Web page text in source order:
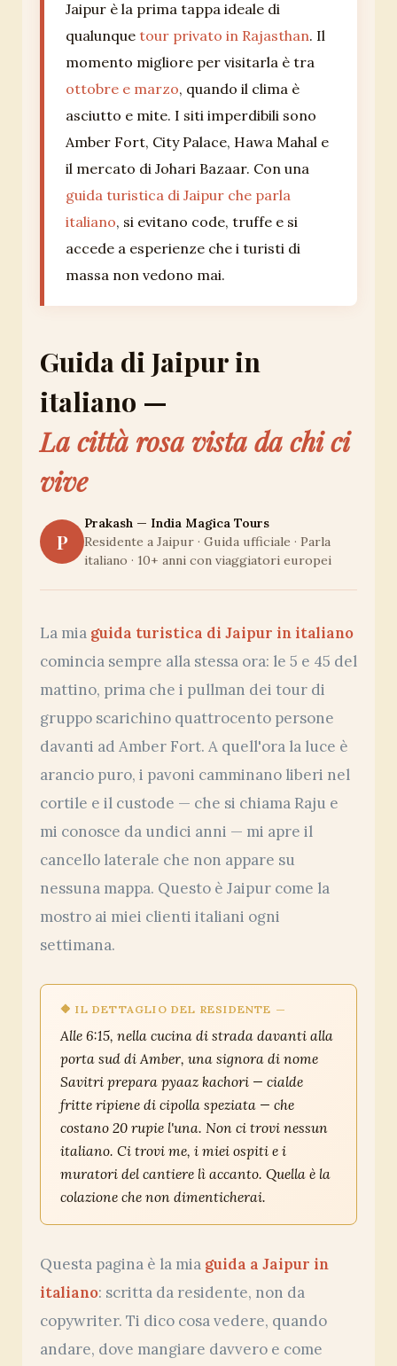
Jaipur è la prima tappa ideale di
qualunque tour privato in Rajasthan. Il
momento migliore per visitarla è tra
ottobre e marzo, quando il clima è
asciutto e mite. I siti imperdibili sono
Amber Fort, City Palace, Hawa Mahal e
il mercato di Johari Bazaar. Con una
guida turistica di Jaipur che parla
italiano, si evitano code, truffe e si
accede a esperienze che i turisti di
massa non vedono mai.
Guida di Jaipur in
italiano —
La città rosa vista da chi ci
vive
P
Prakash — India Magica Tours
Residente a Jaipur · Guida ufficiale · Parla
italiano · 10+ anni con viaggiatori europei
La mia guida turistica di Jaipur in italiano
comincia sempre alla stessa ora: le 5 e 45 del
mattino, prima che i pullman dei tour di
gruppo scarichino quattrocento persone
davanti ad Amber Fort. A quell'ora la luce è
arancio puro, i pavoni camminano liberi nel
cortile e il custode — che si chiama Raju e
mi conosce da undici anni — mi apre il
cancello laterale che non appare su
nessuna mappa. Questo è Jaipur come la
mostro ai miei clienti italiani ogni
settimana.
Alle 6:15, nella cucina di strada davanti alla
porta sud di Amber, una signora di nome
Savitri prepara pyaaz kachori — cialde
fritte ripiene di cipolla speziata — che
costano 20 rupie l'una. Non ci trovi nessun
italiano. Ci trovi me, i miei ospiti e i
muratori del cantiere lì accanto. Quella è la
colazione che non dimenticherai.
Questa pagina è la mia guida a Jaipur in
italiano: scritta da residente, non da
copywriter. Ti dico cosa vedere, quando
andare, dove mangiare davvero e come